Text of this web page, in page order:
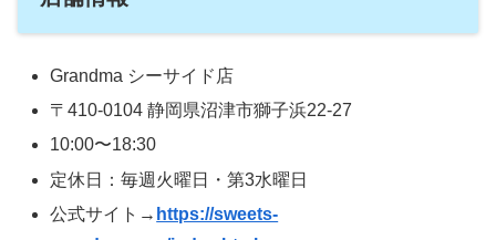
Grandma シーサイド店
〒410-0104 静岡県沼津市獅子浜22-27
10:00〜18:30
定休日：毎週火曜日・第3水曜日
公式サイト→ https://sweets-